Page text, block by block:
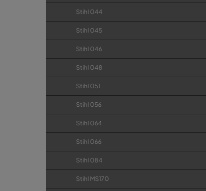
Stihl 044
Stihl 045
Stihl 046
Stihl 048
Stihl 051
Stihl 056
Stihl 064
Stihl 066
Stihl 084
Stihl MS170